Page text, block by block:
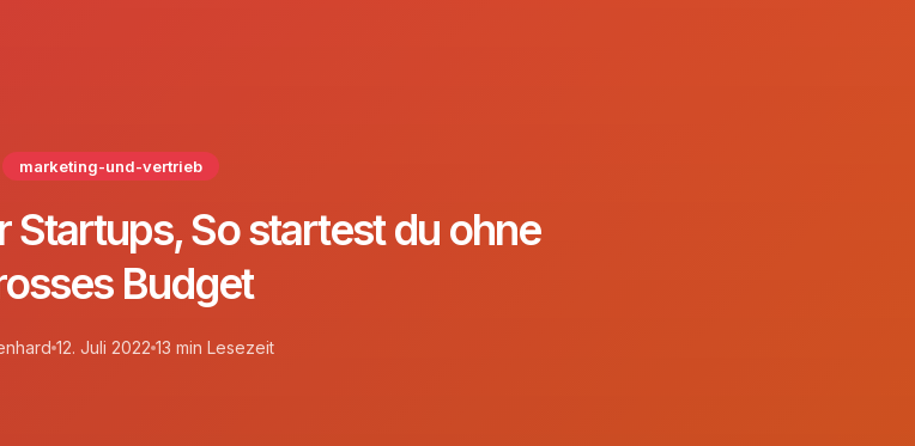
marketing-und-vertrieb
So startest du ohne
Budget
12. Juli 2022 13 min Lesezeit